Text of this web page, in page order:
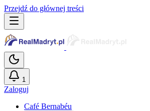
Przejdź do głównej treści
1
Zaloguj
Café Bernabéu